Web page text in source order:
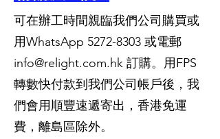
可在辦工時間親臨我們公司購買或
用WhatsApp 5272-8303 或電郵
info@relight.com.hk 訂購。用FPS
轉數快付款到我們公司帳戶後，我
們會用順豐速遞寄出，香港免運
費，離島區除外。